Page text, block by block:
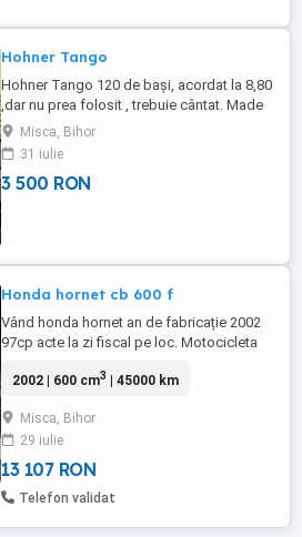
Hohner Tango
Hohner Tango 120 de bași, acordat la 8,80
,dar nu prea folosit , trebuie cântat. Made
in Germany.
Misca, Bihor
31 iulie
3 500 RON
Honda hornet cb 600 f
Vând honda hornet an de fabricație 2002
97cp acte la zi fiscal pe loc. Motocicleta
necesită nici o investiții. Prețul este
2002 | 600 cm3 | 45000 km
Misca, Bihor
29 iulie
13 107 RON
Telefon validat